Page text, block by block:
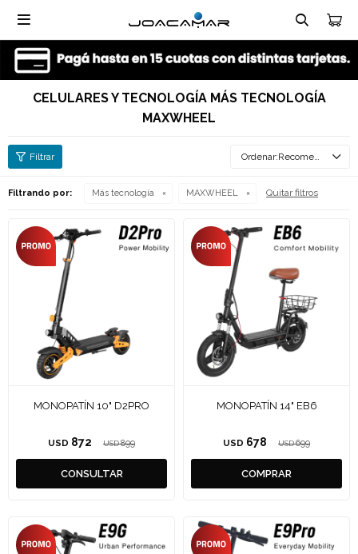

CELULARES Y TECNOLOGÍA MÁS TECNOLOGÍA
MAXWHEEL
Recomendados
Filtrando por: Más tecnología MAXWHEEL Quitar filtros
MONOPATÍN 10" D2PRO
USD 872 USD 899
MONOPATÍN 14" EB6
USD 678 USD 699